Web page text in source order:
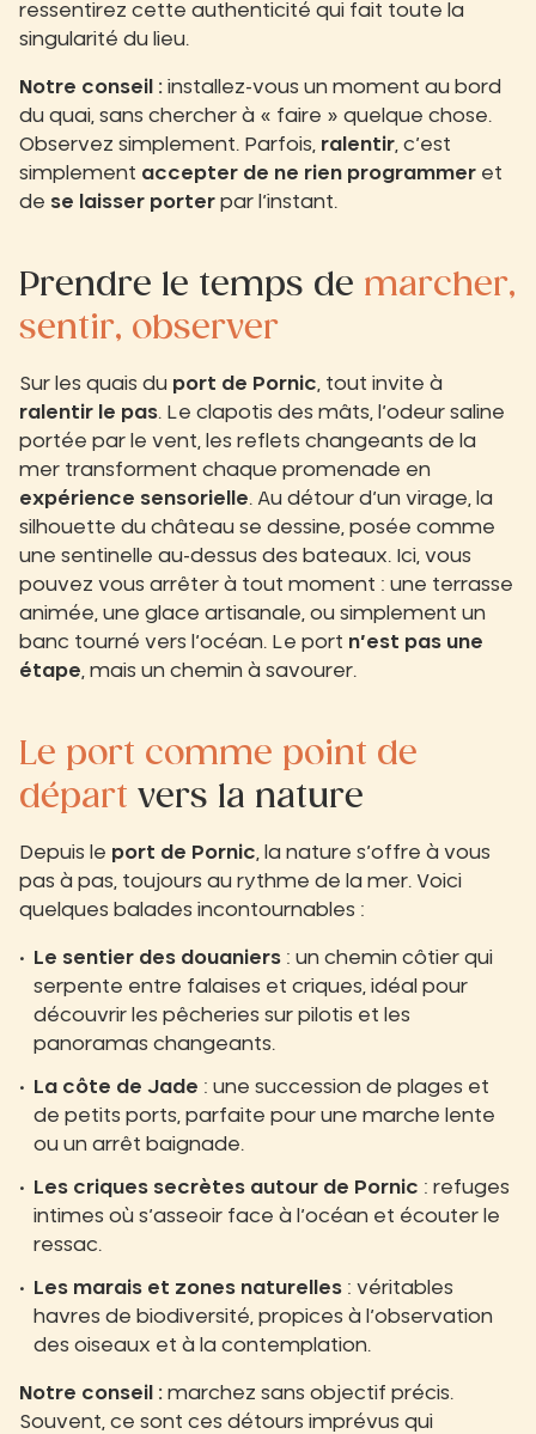
ressentirez cette authenticité qui fait toute la
singularité du lieu.
Notre conseil : installez-vous un moment au bord
du quai, sans chercher à « faire » quelque chose.
Observez simplement. Parfois, ralentir, c’est
simplement accepter de ne rien programmer et
de se laisser porter par l’instant.
Prendre le temps de marcher,
sentir, observer
Sur les quais du port de Pornic, tout invite à
ralentir le pas. Le clapotis des mâts, l’odeur saline
portée par le vent, les reflets changeants de la
mer transforment chaque promenade en
expérience sensorielle. Au détour d’un virage, la
silhouette du château se dessine, posée comme
une sentinelle au-dessus des bateaux. Ici, vous
pouvez vous arrêter à tout moment : une terrasse
animée, une glace artisanale, ou simplement un
banc tourné vers l’océan. Le port n’est pas une
étape, mais un chemin à savourer.
Le port comme point de
départ vers la nature
Depuis le port de Pornic, la nature s’offre à vous
pas à pas, toujours au rythme de la mer. Voici
quelques balades incontournables :
Le sentier des douaniers : un chemin côtier qui
serpente entre falaises et criques, idéal pour
découvrir les pêcheries sur pilotis et les
panoramas changeants.
La côte de Jade : une succession de plages et
de petits ports, parfaite pour une marche lente
ou un arrêt baignade.
Les criques secrètes autour de Pornic : refuges
intimes où s’asseoir face à l’océan et écouter le
ressac.
Les marais et zones naturelles : véritables
havres de biodiversité, propices à l’observation
des oiseaux et à la contemplation.
Notre conseil : marchez sans objectif précis.
Souvent, ce sont ces détours imprévus qui